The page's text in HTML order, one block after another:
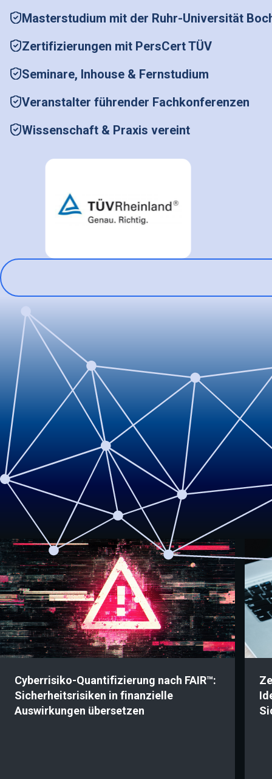
Masterstudium mit der Ruhr-Universität
Zertifizierungen mit PersCert TÜV
Seminare, Inhouse & Fernstudium
Veranstalter führender Fachkonferenzen
Wissenschaft & Praxis vereint
Cyberrisiko-Quantifizierung nach FAIR™:
Sicherheitsrisiken in finanzielle
Auswirkungen übersetzen